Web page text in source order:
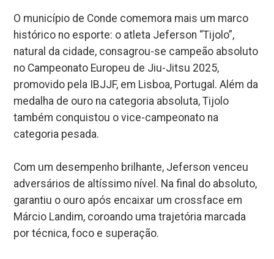
O município de Conde comemora mais um marco
histórico no esporte: o atleta Jeferson “Tijolo”,
natural da cidade, consagrou-se campeão absoluto
no Campeonato Europeu de Jiu-Jitsu 2025,
promovido pela IBJJF, em Lisboa, Portugal. Além da
medalha de ouro na categoria absoluta, Tijolo
também conquistou o vice-campeonato na
categoria pesada.
Com um desempenho brilhante, Jeferson venceu
adversários de altíssimo nível. Na final do absoluto,
garantiu o ouro após encaixar um crossface em
Márcio Landim, coroando uma trajetória marcada
por técnica, foco e superação.